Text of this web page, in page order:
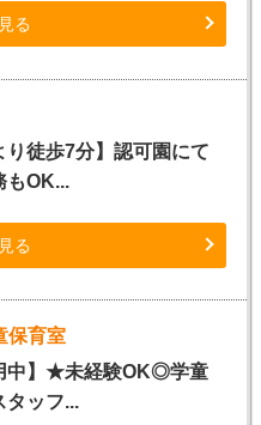
る
り徒歩7分】認可園にて
もOK...
る
保育室
中】★未経験OK◎学童
タッフ...